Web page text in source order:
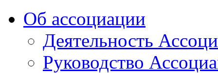
Об ассоциации
Деятельность
Руководство